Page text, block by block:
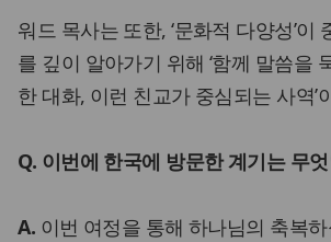
워드 목사는 또한, ‘문화적 다양성’이
를 깊이 알아가기 위해 ‘함께 말씀을
한 대화, 이런 친교가 중심되는 사역
Q. 이번에 한국에 방문한 계기는 무
A. 이번 여정을 통해 하나님의 축복